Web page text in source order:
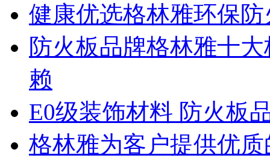
健康优选格林雅环保防
防火板品牌格林雅十
赖
E0级装饰材料 防火板
格林雅为客户提供优